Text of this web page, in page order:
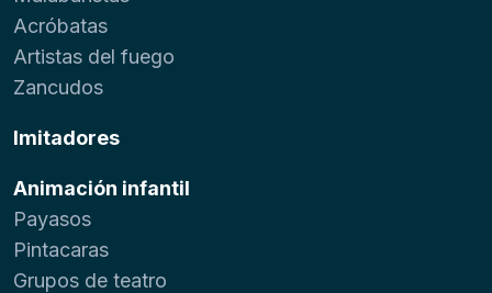
Acróbatas
Artistas del fuego
Zancudos
Imitadores
Animación infantil
Payasos
Pintacaras
Grupos de teatro